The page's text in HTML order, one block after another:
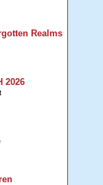
Realms
2026